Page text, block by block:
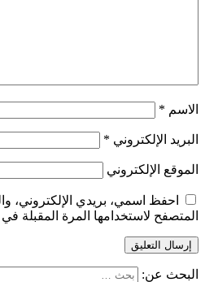
الاسم *
البريد الإلكتروني *
الموقع الإلكتروني
احفظ اسمي، بريدي الإلكتروني،
المتصفح لاستخدامها المرة المقبلة
البحث عن: